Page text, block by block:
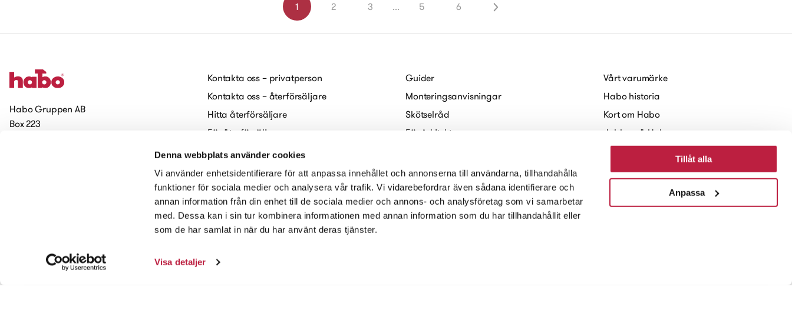
Denna webbplats använder cookies
Vi använder enhetsidentifierare för att anpassa innehållet och annonserna till användarna, tillhandahålla
funktioner för sociala medier och analysera vår trafik. Vi vidarebefordrar även sådana identifierare och
annan information från din enhet till de sociala medier och annons- och analysföretag som vi samarbetar
med. Dessa kan i sin tur kombinera informationen med annan information som du har tillhandahållit eller
som de har samlat in när du har använt deras tjänster.
Visa detaljer
Tillåt alla
Anpassa
1 2 3 ... 5 6
Habo Gruppen AB
Box 223
Prenumerera på vårt nyhetsbrev
Kontakta oss – privatperson
Kontakta oss – återförsäljare
Hitta återförsäljare
För återförsäljare
Jobba på Habo
Cookies
Tillgänglighetsredogörelse
Guider
Monteringsanvisningar
Skötselråd
För Arkitekter
Digitala broschyrer
Vårt varumärke
Habo historia
Kort om Habo
Jobba på Habo
Nyheter och Press